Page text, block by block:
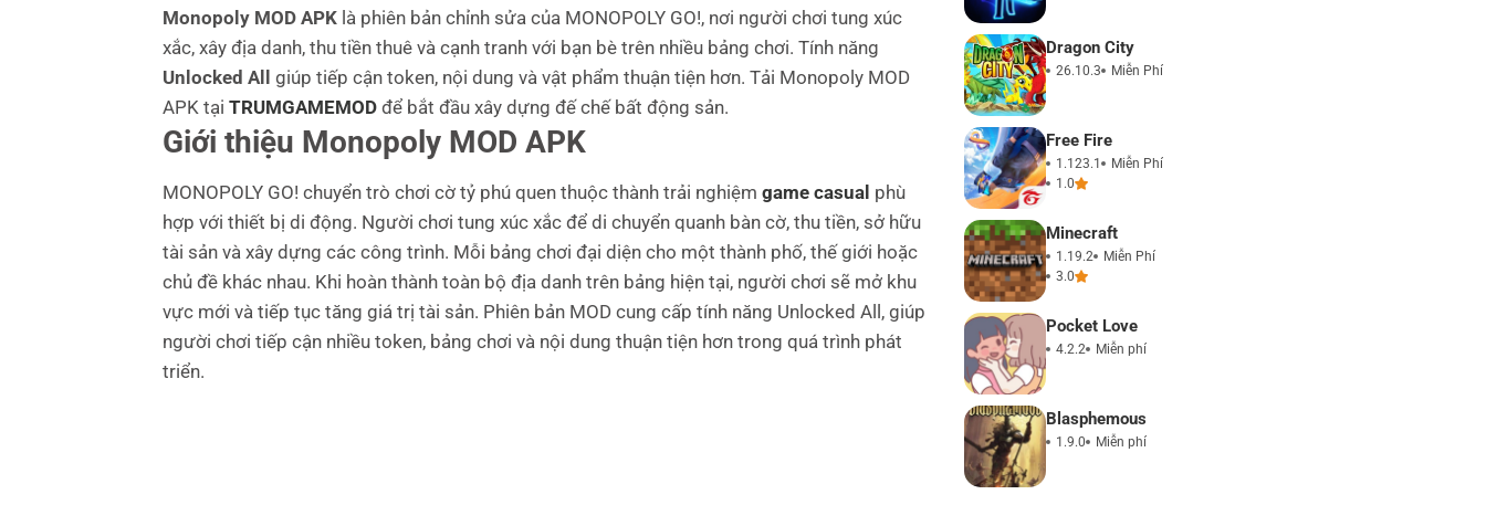
Monopoly MOD APK là phiên bản chỉnh sửa của MONOPOLY GO!, nơi người chơi tung xúc
xắc, xây địa danh, thu tiền thuê và cạnh tranh với bạn bè trên nhiều bảng chơi. Tính năng
Unlocked All
giúp tiếp cận token, nội dung và vật phẩm thuận tiện hơn. Tải Monopoly MOD
APK tại TRUMGAMEMOD để bắt đầu xây dựng đế chế bất động sản.
Giới thiệu Monopoly MOD APK
MONOPOLY GO! chuyển trò chơi cờ tỷ phú quen thuộc thành trải nghiệm game casual phù
hợp với thiết bị di động. Người chơi tung xúc xắc để di chuyển quanh bàn cờ, thu tiền, sở hữu
tài sản và xây dựng các công trình. Mỗi bảng chơi đại diện cho một thành phố, thế giới hoặc
chủ đề khác nhau. Khi hoàn thành toàn bộ địa danh trên bảng hiện tại, người chơi sẽ mở khu
vực mới và tiếp tục tăng giá trị tài sản. Phiên bản MOD cung cấp tính năng Unlocked All, giúp
người chơi tiếp cận nhiều token, bảng chơi và nội dung thuận tiện hơn trong quá trình phát
triển.
Dragon City
26.10.3 Miễn Phí
Free Fire
1.123.1
Miễn Phí
1.0
Minecraft
1.19.2
Miễn Phí
3.0
Pocket Love
4.2.2 Miễn phí
Blasphemous
1.9.0 Miễn phí